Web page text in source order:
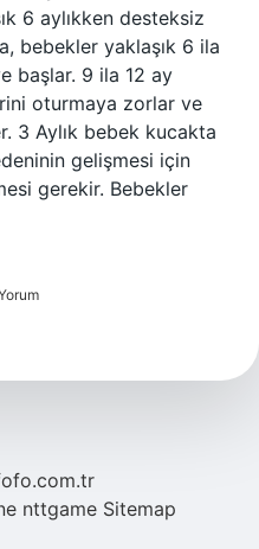
6 aylıkken desteksiz
bebekler yaklaşık 6 ila
başlar. 9 ila 12 ay
oturmaya zorlar ve
3 Aylık bebek kucakta
gelişmesi için
gerekir. Bebekler
nttgame Sitemap